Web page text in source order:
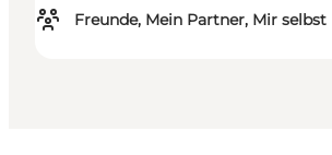
Freunde, Mein Partner, Mir selbst